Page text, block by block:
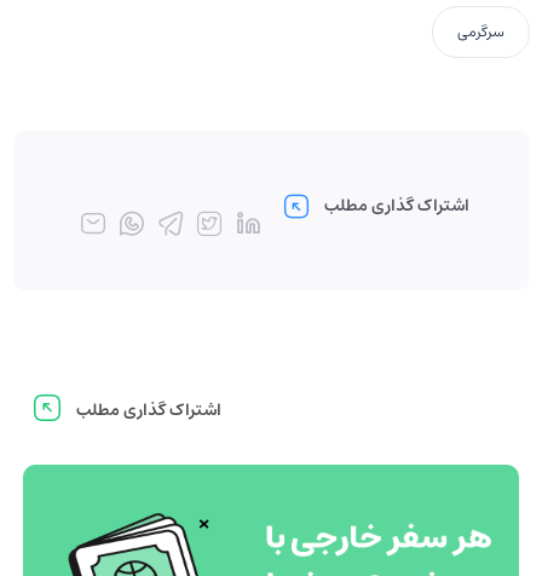
سرگرمی
اشتراک گذاری مطلب
اشتراک گذاری مطلب